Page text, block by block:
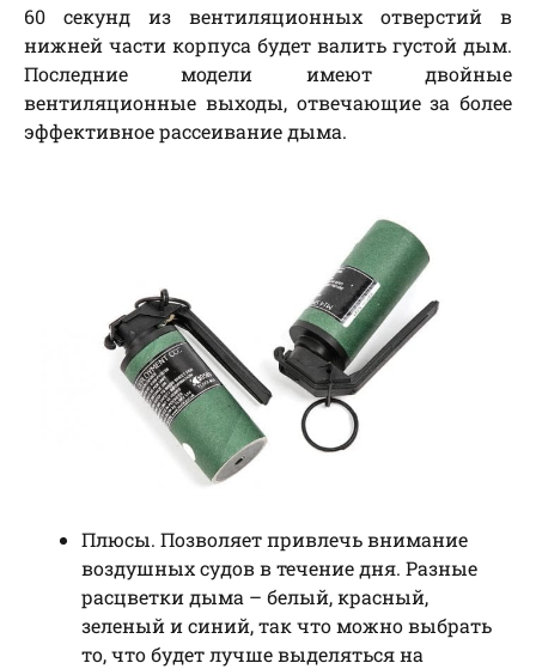
60 секунд из вентиляционных отверстий в
нижней части корпуса будет валить густой дым.
Последние модели имеют двойные
вентиляционные выходы, отвечающие за более
эффективное рассеивание дыма.
Плюсы. Позволяет привлечь внимание
воздушных судов в течение дня. Разные
расцветки дыма – белый, красный,
зеленый и синий, так что можно выбрать
то, что будет лучше выделяться на